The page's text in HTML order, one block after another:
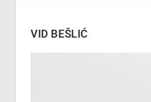
VID BEŠLIĆ